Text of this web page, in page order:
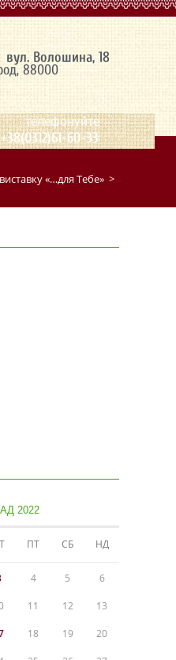
вул. Волошина, 18
88000
телефонуйте
+38(0312)61-60-33
«…для Тебе» >
2022
ПТ СБ НД
4 5 6
11 12 13
18 19 20